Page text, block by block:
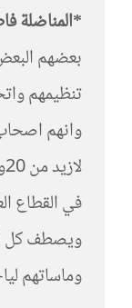
*المناضلة
بعضهم
تنظيمهم
وانهم
في القطاع
ويصطف كل
وماساتهم لياخدوا